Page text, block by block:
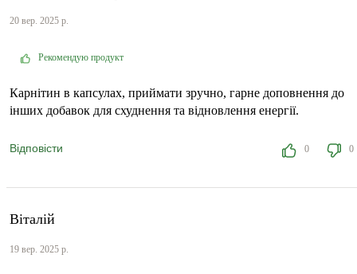
20 вер. 2025 р.
Рекомендую продукт
Карнітин в капсулах, приймати зручно, гарне доповнення до
інших добавок для схуднення та відновлення енергії.
Відповісти 0 0
Віталій
19 вер. 2025 р.